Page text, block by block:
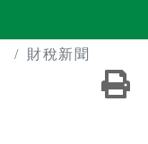
財稅新聞